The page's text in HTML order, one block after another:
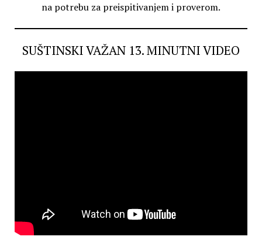
na potrebu za preispitivanjem i proverom.
SUŠTINSKI VAŽAN 13. MINUTNI VIDEO